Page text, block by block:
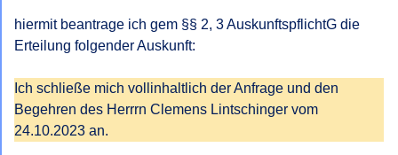
hiermit beantrage ich gem §§ 2, 3 AuskunftspflichtG die
Erteilung folgender Auskunft:
Ich schließe mich vollinhaltlich der Anfrage und den
Begehren des Herrrn Clemens Lintschinger vom
24.10.2023 an.